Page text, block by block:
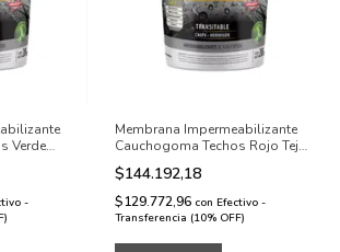
Verde
-
Membrana Impermeabilizante
Cauchogoma Techos Rojo Teja
Liquitech 20kg
$144.192,18
$129.772,96 con Efectivo -
Transferencia (10% OFF)